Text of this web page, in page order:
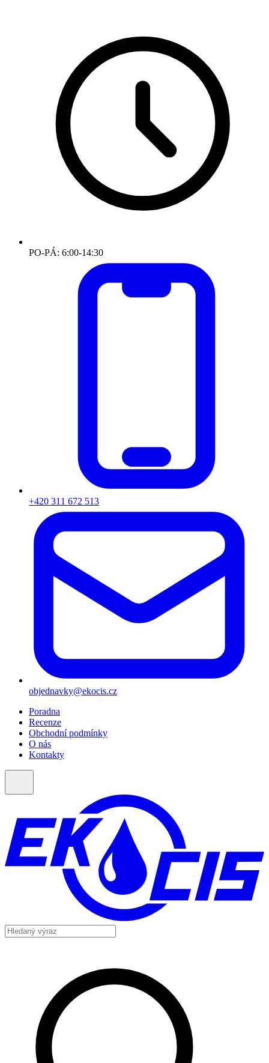
PO-PÁ: 6:00-14:30
+420 311 672 513
objednavky@ekocis.cz
Poradna
Recenze
Obchodní podmínky
O nás
Kontakty